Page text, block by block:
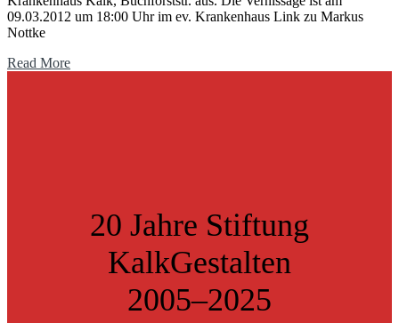
09.03.2012 um 18:00 Uhr im ev. Krankenhaus Link zu Markus
Nottke
Read More
20 Jahre Stiftung
KalkGestalten
2005–2025